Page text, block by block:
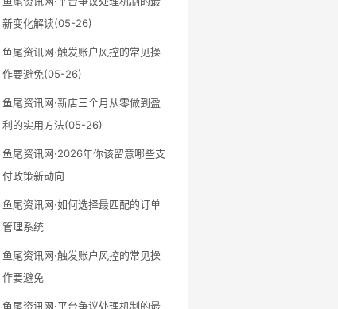
新变化解读(05-26)
鱼尾资讯网·触发账户风控的常见操
作要避免(05-26)
鱼尾资讯网·新店三个月从零做到盈
利的实用方法(05-26)
鱼尾资讯网·2026年你该留意哪些支
付政策新动向
鱼尾资讯网·如何选择最匹配的订单
管理系统
鱼尾资讯网·触发账户风控的常见操
作要避免
鱼尾资讯网·平台争议处理机制的最